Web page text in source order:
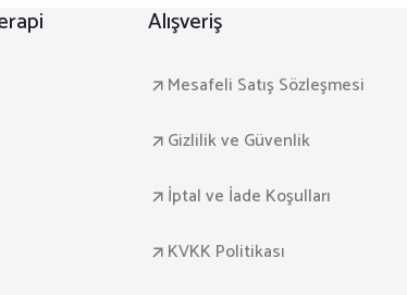
Alışveriş
Mesafeli Satış Sözleşmesi
Gizlilik ve Güvenlik
İptal ve İade Koşulları
KVKK Politikası